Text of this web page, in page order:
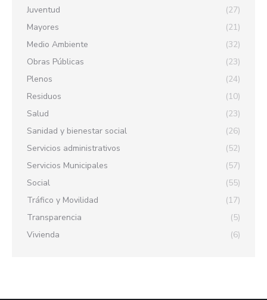
Juventud
(27)
Mayores
(21)
Medio Ambiente
(32)
Obras Públicas
(23)
Plenos
(24)
Residuos
(10)
Salud
(23)
Sanidad y bienestar social
(26)
Servicios administrativos
(52)
Servicios Municipales
(57)
Social
(55)
Tráfico y Movilidad
(17)
Transparencia
(5)
Vivienda
(6)